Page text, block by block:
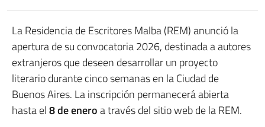
La Residencia de Escritores Malba (REM) anunció la
apertura de su convocatoria 2026, destinada a autores
extranjeros que deseen desarrollar un proyecto
literario durante cinco semanas en la Ciudad de
Buenos Aires. La inscripción permanecerá abierta
hasta el8 de eneroa través del sitio web de la REM.